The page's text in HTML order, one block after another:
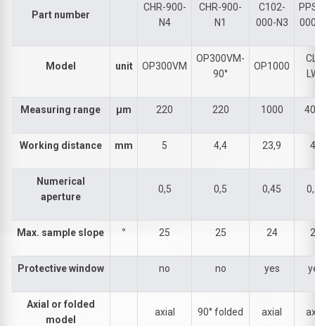
Part number
CHR-900-
N4
CHR-900-
N1
C102-
000-N3
Model unit OP300VM
OP300VM-
90°
OP1000
Measuring range µm 220 220 1000
Working distance mm 5 4,4 23,9
Numerical
aperture
0,5 0,5 0,45
Max. sample slope ° 25 25 24
Protective window no no yes
Axial or folded
model
axial 90° folded axial